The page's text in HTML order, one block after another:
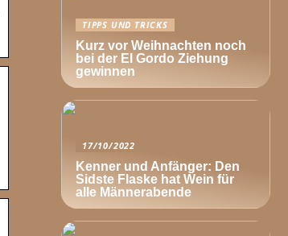
TIPPS UND TRICKS
Kurz vor Weihnachten noch
bei der El Gordo Ziehung
gewinnen
17/10/2022
Kenner und Anfänger: Den
Sidste Flaske hat Wein für
alle Männerabende